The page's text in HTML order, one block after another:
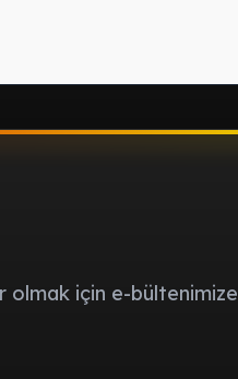
olmak için e-bültenimize